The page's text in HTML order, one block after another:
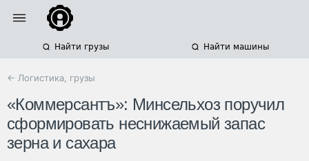
Найти грузы Найти машины
← Логистика, грузы
«Коммерсантъ»: Минсельхоз поручил
сформировать неснижаемый запас
зерна и сахара